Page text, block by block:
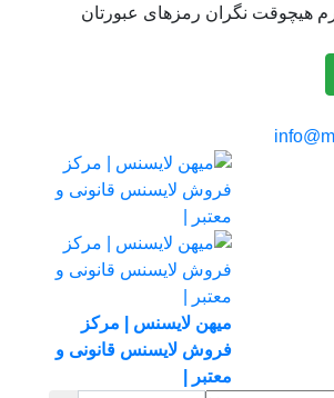
هیچوقت نگران رمزهای عبورتان
میهن لایسنس | مرکز
فروش لایسنس قانونی و
معتبر |